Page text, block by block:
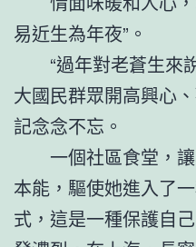
易近生為年夜”。
“過年對老蒼生來
大國民群眾開高興心
記念念不忘。
一個社區食堂，
本能，驅使她進入了
式，這是一種保護自